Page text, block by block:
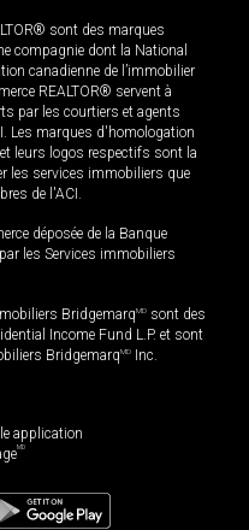
sont des marques
compagnie dont la National
canadienne de l’immobilier
REALTOR® servent à
par les courtiers et agents
Les marques d'homologation
leurs logos respectifs sont la
les services immobiliers que
de l'ACI.
déposée de la Banque
les Services immobiliers
BridgemarqMD sont des
Income Fund L.P. et sont
BridgemarqMD Inc.
application
MD